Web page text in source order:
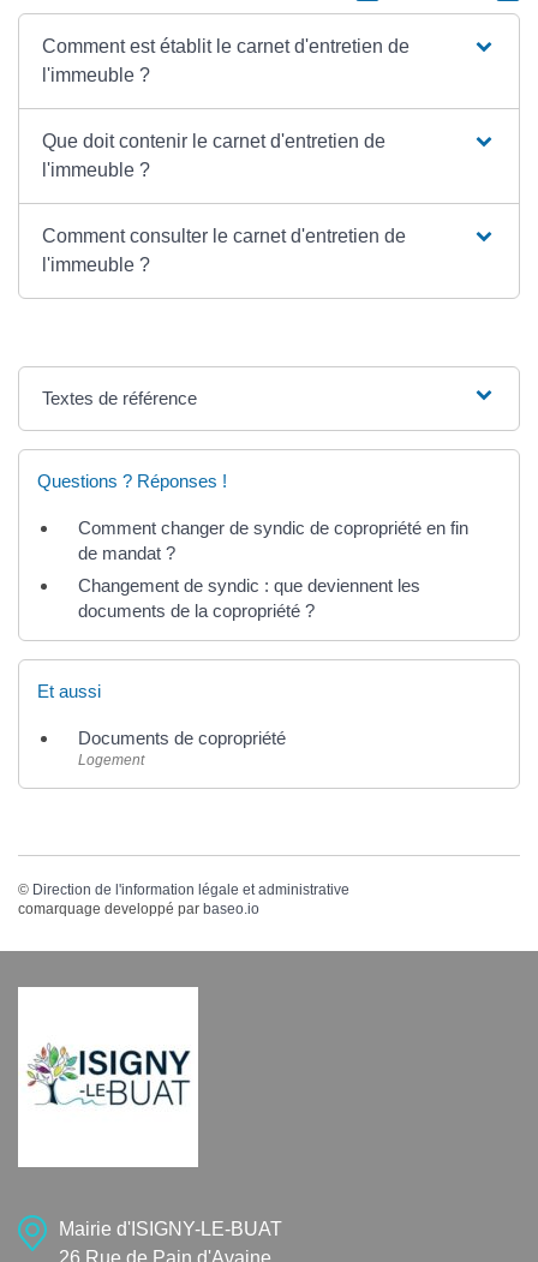
Comment est établit le carnet d'entretien de
l'immeuble ?
Que doit contenir le carnet d'entretien de
l'immeuble ?
Comment consulter le carnet d'entretien de
l'immeuble ?
Textes de référence
Questions ? Réponses !
Comment changer de syndic de copropriété en fin
de mandat ?
Changement de syndic : que deviennent les
documents de la copropriété ?
Et aussi
Documents de copropriété
Logement
© Direction de l'information légale et administrative
comarquage developpé par baseo.io
Mairie d'ISIGNY-LE-BUAT
26 Rue de Pain d'Avaine